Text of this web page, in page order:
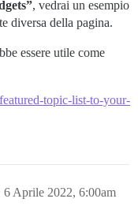
, vedrai un esempio
diversa della pagina.
essere utile come
topic-list-to-your-
6 Aprile 2022, 6:00am